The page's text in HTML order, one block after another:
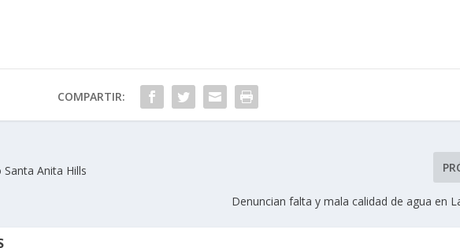
COMPARTIR:
Anita Hills
Denuncian falta y mala calidad de agua en